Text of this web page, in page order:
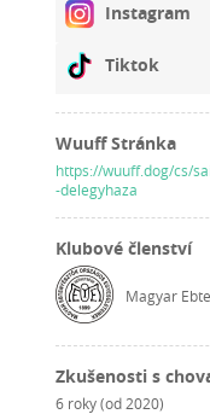
Instagram
Tiktok
Wuuff Stránka
https://wuuff.dog/cs/
-delegyhaza
Klubové členství
Magyar
Zkušenosti s
6 roky (od 2020)